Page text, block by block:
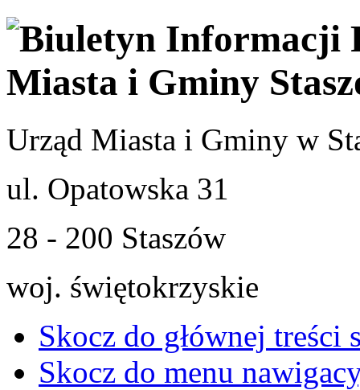
Urząd Miasta i Gminy w
ul. Opatowska 31
28 - 200 Staszów
woj. świętokrzyskie
Skocz do głównej treści
Skocz do menu